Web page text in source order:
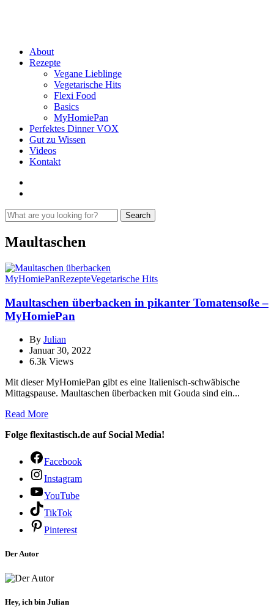
About
Rezepte
Vegane Lieblinge
Vegetarische Hits
Flexi Food
Basics
MyHomiePan
Perfektes Dinner VOX
Gut zu Wissen
Videos
Kontakt
Search
Maultaschen
MyHomiePanRezepteVegetarische Hits
Maultaschen überbacken in pikanter Tomatensoße –
MyHomiePan
By Julian
Januar 30, 2022
6.3k Views
Mit dieser MyHomiePan gibt es eine Italienisch-schwäbische
Mittagspause. Maultaschen überbacken mit Gouda sind ein...
Read More
Folge flexitastisch.de auf Social Media!
Facebook
Instagram
YouTube
TikTok
Pinterest
Der Autor
Hey, ich bin Julian